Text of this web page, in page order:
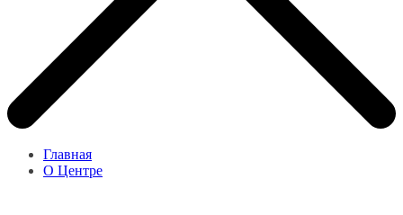
Главная
О Центре